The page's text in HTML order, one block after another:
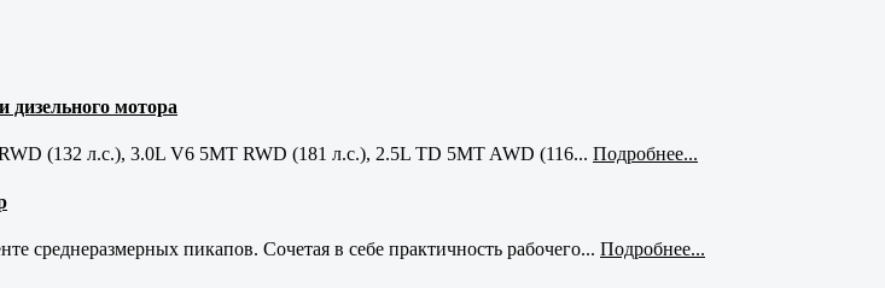
дизельного мотора
(132 л.с.), 3.0L V6 5MT RWD (181 л.с.), 2.5L TD 5MT AWD (116... Подробнее...
среднеразмерных пикапов. Сочетая в себе практичность рабочего... Подробнее...